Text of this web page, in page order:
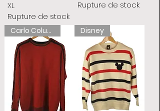
XL
Rupture de stock
Rupture de stock
Carlo Colucci Disney